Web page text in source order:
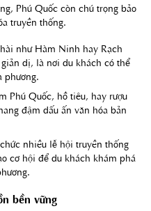
Phú Quốc còn chú trọng bảo
truyền thống.
như Hàm Ninh hay Rạch
dị, là nơi du khách có thể
phương.
Phú Quốc, hồ tiêu, hay rượu
đậm dấu ấn văn hóa bản
nhiều lễ hội truyền thống
cơ hội để du khách khám phá
bền vững